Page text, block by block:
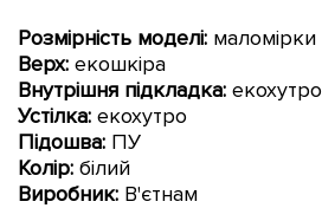
Розмірність моделі: маломірки
Верх: екошкіра
Внутрішня підкладка: екохутро
Устілка: екохутро
Підошва: ПУ
Колір: білий
Виробник: В'єтнам